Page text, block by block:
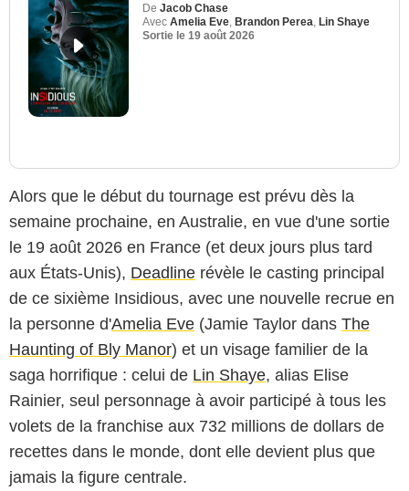
De Jacob Chase
Avec Amelia Eve Brandon Perea Lin Shaye
Sortie le 19 août 2026
Alors que le début du tournage est prévu dès la
semaine prochaine, en Australie, en vue d'une sortie
le 19 août 2026 en France (et deux jours plus tard
aux États-Unis), Deadline révèle le casting principal
de ce sixième Insidious, avec une nouvelle recrue en
la personne d'Amelia Eve (Jamie Taylor dans The
Haunting of Bly Manor) et un visage familier de la
saga horrifique : celui de Lin Shaye, alias Elise
Rainier, seul personnage à avoir participé à tous les
volets de la franchise aux 732 millions de dollars de
recettes dans le monde, dont elle devient plus que
jamais la figure centrale.